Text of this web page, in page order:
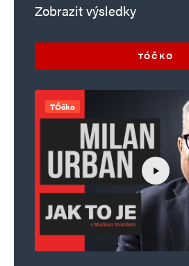
Zobrazit výsledky
TÓČKO
TÓčko